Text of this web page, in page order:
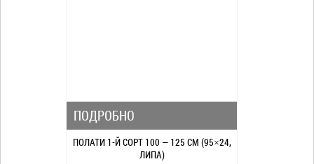
ПОДРОБНО
ПОЛАТИ 1-Й СОРТ 100 — 125 СМ (95×24,
ЛИПА)